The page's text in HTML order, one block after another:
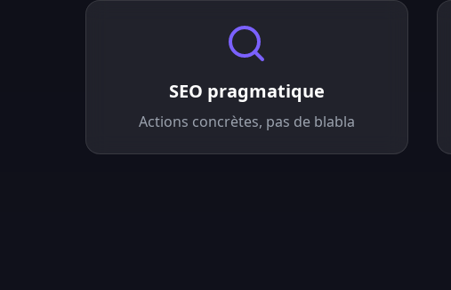
SEO pragmatique
Actions concrètes, pas de blabla